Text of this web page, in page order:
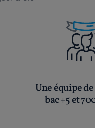
Une équipe
bac +5 et